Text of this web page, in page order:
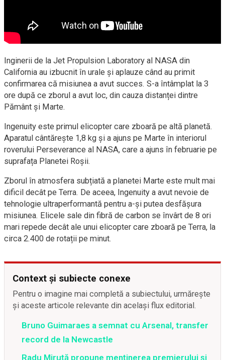
Inginerii de la Jet Propulsion Laboratory al NASA din
California au izbucnit în urale și aplauze când au primit
confirmarea că misiunea a avut succes. S-a întâmplat la 3
ore după ce zborul a avut loc, din cauza distanței dintre
Pământ și Marte.
Ingenuity este primul elicopter care zboară pe altă planetă.
Aparatul cântărește 1,8 kg și a ajuns pe Marte în interiorul
roverului Perseverance al NASA, care a ajuns în februarie pe
suprafața Planetei Roșii.
Zborul în atmosfera subțiată a planetei Marte este mult mai
dificil decât pe Terra. De aceea, Ingenuity a avut nevoie de
tehnologie ultraperformantă pentru a-și putea desfășura
misiunea. Elicele sale din fibră de carbon se învârt de 8 ori
mari repede decât ale unui elicopter care zboară pe Terra, la
circa 2.400 de rotații pe minut.
Context și subiecte conexe
Pentru o imagine mai completă a subiectului, urmărește
și aceste articole relevante din același flux editorial.
Bruno Guimaraes a semnat cu Arsenal, transfer
record de la Newcastle
Radu Miruță propune menținerea premierului și